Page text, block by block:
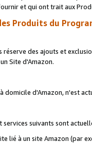
et qui ont trait aux
Produits du
réserve des ajouts et
Site d'Amazon.
domicile d'Amazon, n'est
suivants sont
lié à un site Amazon (par